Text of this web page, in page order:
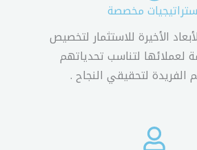
مخصصة
الأخيرة للاستثمار لتخصيص
لعملائها لتناسب تحدياتهم
لتحقيقي النجاح .